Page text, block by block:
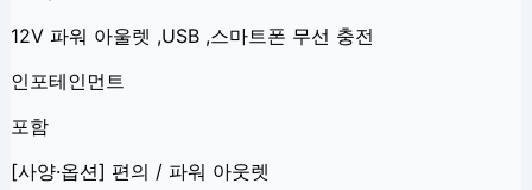
12V 파워 아울렛 ,USB ,스마트폰 무선 충전
인포테인먼트
포함
[사양·옵션] 편의 / 파워 아웃렛